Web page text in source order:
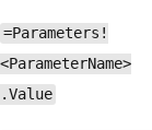
=Parameters!
<ParameterName>
.Value